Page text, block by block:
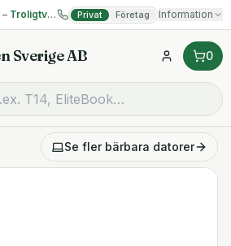
Troligtvis billigast på begagnad IT! Privat Företag Information
Sverige AB 0
Se fler bärbara datorer